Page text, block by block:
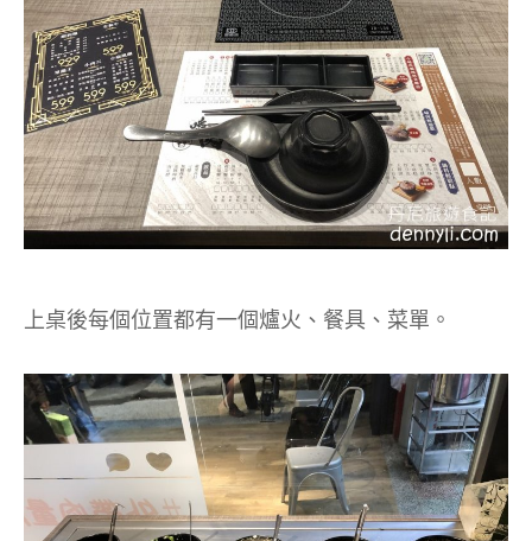
上桌後每個位置都有一個爐火、餐具、菜單。